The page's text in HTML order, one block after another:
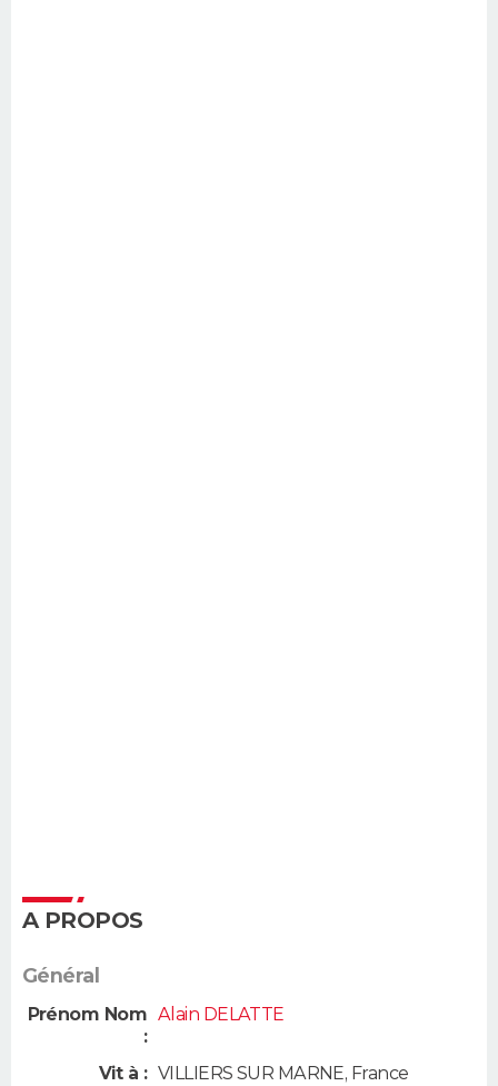
A PROPOS
Général
Prénom Nom
:
Alain DELATTE
Vit à : VILLIERS SUR MARNE, France